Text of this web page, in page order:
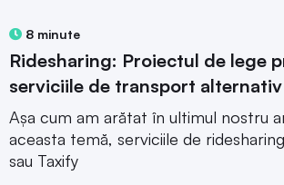
8 minute
Ridesharing: Proiectul de lege
serviciile de transport alternativ
Așa cum am arătat în ultimul nostru
aceasta temă, serviciile de
sau Taxify